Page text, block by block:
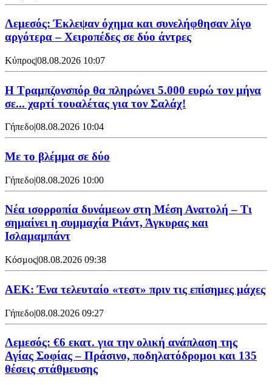
Λεμεσός: Έκλεψαν όχημα και συνελήφθησαν λίγο
αργότερα – Χειροπέδες σε δύο άντρες
Κύπρος|08.08.2026 10:07
Η Τραμπζονσπόρ θα πληρώνει 5.000 ευρώ τον μήνα
σε... χαρτί τουαλέτας για τον Σαλάχ!
Γήπεδο|08.08.2026 10:04
Με το βλέμμα σε δύο
Γήπεδο|08.08.2026 10:00
Νέα ισορροπία δυνάμεων στη Μέση Ανατολή – Τι
σημαίνει η συμμαχία Ριάντ, Άγκυρας και
Ισλαμαμπάντ
Κόσμος|08.08.2026 09:38
ΑΕΚ: Ένα τελευταίο «τεστ» πριν τις επίσημες μάχες
Γήπεδο|08.08.2026 09:27
Λεμεσός: €6 εκατ. για την ολική ανάπλαση της
Αγίας Σοφίας – Πράσινο, ποδηλατόδρομοι και 135
θέσεις στάθμευσης